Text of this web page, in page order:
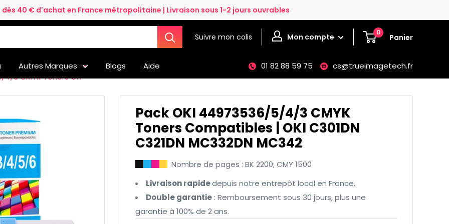
40 € d'achat en France métropolitaine | Livraison sous 1-2 jours ouvrables
Suivre mon colis Mon compte 0 Panier
Autres Marques Blogs Aide 01 82 88 59 75
cs@trueimagetech.fr
3 CMYK Toners C...
Pack OKI 44973536/5/4/3 CMYK
Toners Compatibles | OKI C301DN
C321DN MC332DN MC342
Nombre de pages : BK 2200; CMY 1500
Livraison rapidedepuis notre entrepôt local en France.
Double garantie : Remboursement sous 30 jours, plus une
garantie à 100% de 2 ans.